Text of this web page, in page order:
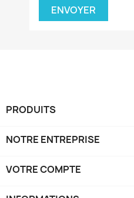
PRODUITS
NOTRE ENTREPRISE
VOTRE COMPTE